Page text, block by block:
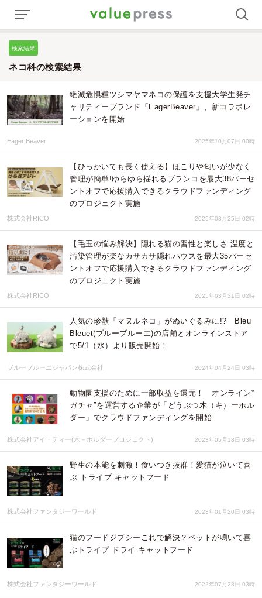
検索結果
ネコ科の検索結果
絶滅危惧種ツシマヤマネコの保護を支援大学生発チ
ャリティーブランド「EagerBeaver」、新コラボレ
ーションを開始
Eager Beaver 2025年10月07日 00時
【ひっかいても長く使える】ほこりや匂いが少なく
管理が簡単!ゆらゆら揺れるブランコを最大38パーセ
ントオフで応援購入できるクラウドファンディング
のプロジェクト実施
株式会社RICO 2025年08月25日 02時
【毛玉の悩み解決】隠れる猫の習性と楽しさ 温度と
汚染管理が楽なカサカサ隠れハウスを最大35パーセ
ントオフで応援購入できるクラウドファンディング
のプロジェクト実施
株式会社RICO 2025年03月31日 02時
人気の珍獣「マヌルネコ」がぬいぐるみに!? Bleu
Bleuet(ブルーブルーエ)の店舗とオンラインストア
で5/1（水）より販売開始！
ブルーブルーエジャパン株式会社 2024年04月24日 03時
動物園支援のために一部収益を還元！ オンライン‶
ガチャ″を運営する企業が「どうぶつ木（キ）ーホル
ダー」でクラウドファンディングを開始
株式会社アイ・ディー(木－ホルダープロジェクト) 2023年05月18日 03時
野生の本能を刺激！食いつき抜群！愛猫が泣いて喜
ぶ トライプ キャットフード
株式会社ファンタジーワールド 2023年01月20日 03時
猫のフードジプシーこれで解決？ペットが鳴いて喜
ぶトライプ ドライ キャットフード
株式会社ファンタジーワールド 2022年07月28日 03時